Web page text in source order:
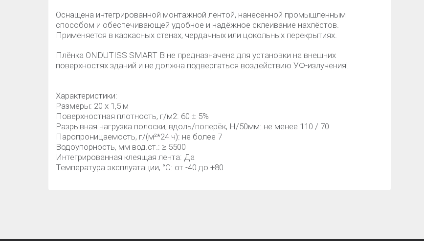
Оснащена интегрированной монтажной лентой, нанесённой промышленным
способом и обеспечивающей удобное и надёжное склеивание нахлёстов.
Применяется в каркасных стенах, чердачных или цокольных перекрытиях.
Плёнка ONDUTISS SMART В не предназначена для установки на внешних
поверхностях зданий и не должна подвергаться воздействию УФ-излучения!
Характеристики:
Размеры: 20 х 1,5 м
Поверхностная плотность, г/м2: 60 ± 5%
Разрывная нагрузка полоски, вдоль/поперёк, H/50мм: не менее 110 / 70
Паропроницаемость, г/(м²*24 ч): не более 7
Водоупорность, мм вод.ст.: ≥ 5500
Интегрированная клеящая лента: Да
Температура эксплуатации, °С: от -40 до +80